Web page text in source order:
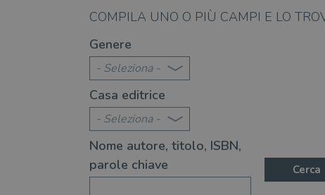
COMPILA UNO O PIÙ CAMPI E LO
Genere
- Seleziona -
Casa editrice
- Seleziona -
Nome autore, titolo, ISBN,
parole chiave
Cerca
370 novità consigliate
08.08.2026